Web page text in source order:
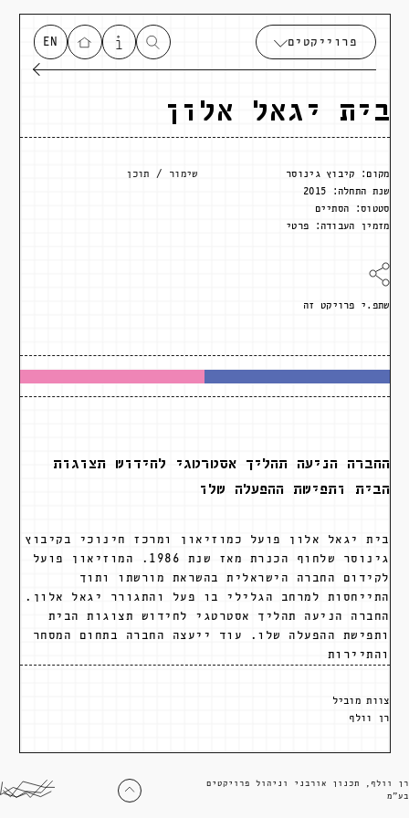
פרוייקטים EN
בית יגאל אלון
שימור תוכן מקום:
קיבוץ גינוסר
שנת התחלה:
סטטוס:
הסתיים
מזמין העבודה:
פרטי
שתפ.י פרויקט זה
החברה הניעה תהליך אסטרטגי לחידוש תצוגות
הבית ותפישת ההפעלה שלו
בית יגאל אלון פועל כמוזיאון ומרכז חינוכי בקיבוץ
גינוסר שלחוף הכנרת מאז שנת 1986. המוזיאון פועל
לקידום החברה הישראלית בהשראת מורשתו ותוך
התייחסות למרחב הגלילי בו פעל והתגורר יגאל אלון.
החברה הניעה תהליך אסטרטגי לחידוש תצוגות הבית
ותפישת ההפעלה שלו. עוד ייעצה החברה בתחום המסחר
והתיירות
צוות מוביל
רן וולף
רן וולף, תכנון אורבני וניהול פרויקטים
בע״מ